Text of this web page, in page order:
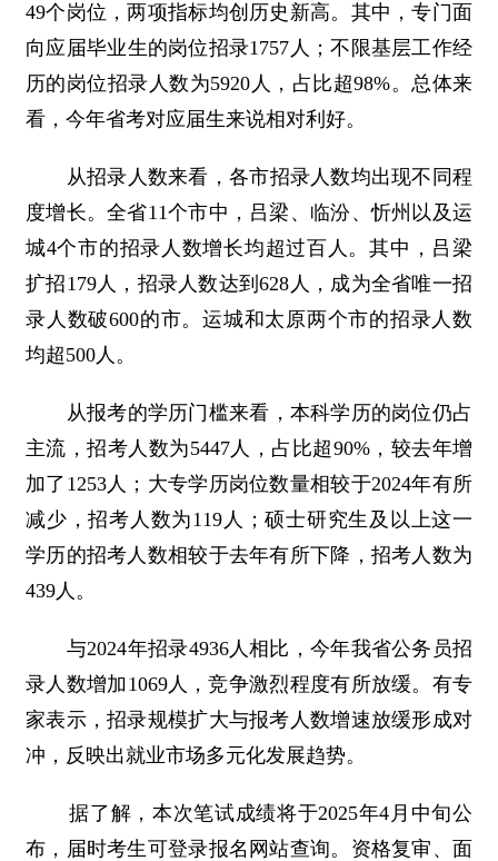
49个岗位，两项指标均创历史新高。其中，专门面
向应届毕业生的岗位招录1757人；不限基层工作经
历的岗位招录人数为5920人，占比超98%。总体来
看，今年省考对应届生来说相对利好。
从招录人数来看，各市招录人数均出现不同程
度增长。全省11个市中，吕梁、临汾、忻州以及运
城4个市的招录人数增长均超过百人。其中，吕梁
扩招179人，招录人数达到628人，成为全省唯一招
录人数破600的市。运城和太原两个市的招录人数
均超500人。
从报考的学历门槛来看，本科学历的岗位仍占
主流，招考人数为5447人，占比超90%，较去年增
加了1253人；大专学历岗位数量相较于2024年有所
减少，招考人数为119人；硕士研究生及以上这一
学历的招考人数相较于去年有所下降，招考人数为
439人。
与2024年招录4936人相比，今年我省公务员招
录人数增加1069人，竞争激烈程度有所放缓。有专
家表示，招录规模扩大与报考人数增速放缓形成对
冲，反映出就业市场多元化发展趋势。
据了解，本次笔试成绩将于2025年4月中旬公
布，届时考生可登录报名网站查询。资格复审、面